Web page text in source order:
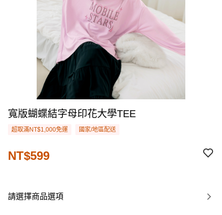
寬版蝴蝶結字母印花大學TEE
超取滿NT$1,000免運 國家/地區配送
NT$599
請選擇商品選項